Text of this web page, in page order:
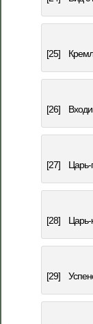
[25]
[26]
[27]
[28] Царь-
[29]